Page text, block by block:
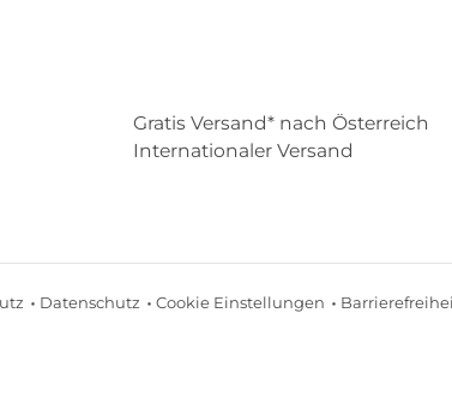
Gratis Versand* nach Österreich
Internationaler Versand
Datenschutz Cookie Einstellungen